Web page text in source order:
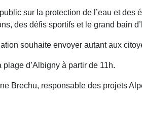
sur la protection de l’eau et des
des défis sportifs et le grand bain
souhaite envoyer autant aux
d’Albigny à partir de 11h.
Brechu, responsable des projets